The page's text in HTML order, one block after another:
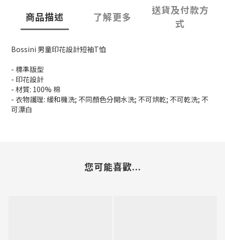
商品描述 了解更多
送貨及付款方
式
Bossini 男童印花設計短袖T恤
- 標準版型
- 印花設計
- 材質: 100% 棉
- 衣物護理: 緩和機洗; 不同顏色分開水洗; 不可烘乾; 不可乾洗; 不
可漂白
您可能喜歡...